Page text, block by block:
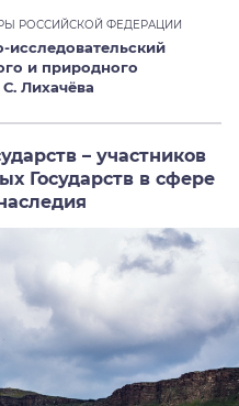
РОССИЙСКОЙ ФЕДЕРАЦИИ
исследовательский
и природного
Лихачёва
– участников
Государств в сфере